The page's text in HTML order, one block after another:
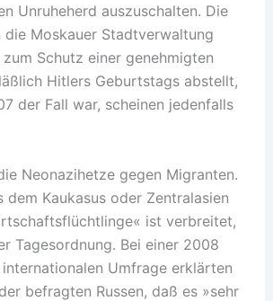
Unruheherd auszuschalten. Die
die Moskauer Stadtverwaltung
Schutz einer genehmigten
Hitlers Geburtstags abstellt,
der Fall war, scheinen jedenfalls
Neonazihetze gegen Migranten.
dem Kaukasus oder Zentralasien
ist verbreitet,
Tagesordnung. Bei einer 2008
Umfrage erklärten
befragten Russen, daß es »sehr